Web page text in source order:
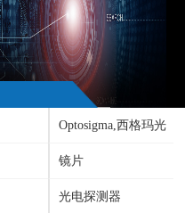
Optosigma,西格玛光
机镜片
光电探测器